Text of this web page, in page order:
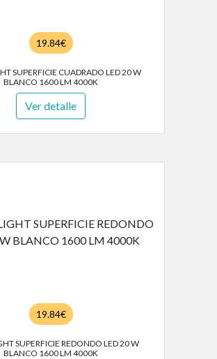
19.84€
SUPERFICIE CUADRADO LED 20 W
BLANCO 1600 LM 4000K
Ver detalle
19.84€
SUPERFICIE REDONDO LED 20 W
BLANCO 1600 LM 4000K